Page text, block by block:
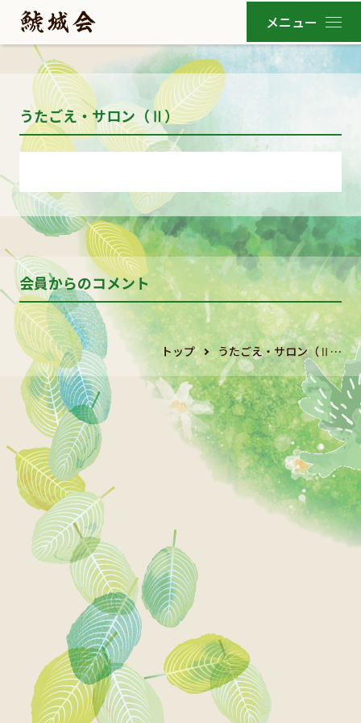
うたごえ・サロン（Ⅱ）
会員からのコメント
トップ うたごえ・サロン（Ⅱ…